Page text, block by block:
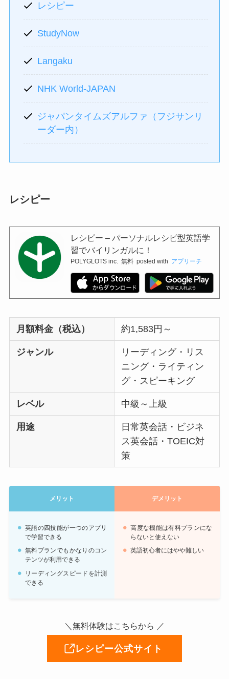
レシピー
StudyNow
Langaku
NHK World-JAPAN
ジャパンタイムズアルファ（フジサンリ
ーダー内）
レシピー
レシピー – パーソナルレシピ型英語学
習でバイリンガルに！
POLYGLOTS inc. 無料 posted with アプリーチ
月額料金（税込） 約1,583円～
ジャンル
リーディング・リス
ニング・ライティン
グ・スピーキング
レベル 中級～上級
用途
日常英会話・ビジネ
ス英会話・TOEIC対
策
メリット デメリット
英語の四技能が一つのアプリ
で学習できる
無料プランでもかなりのコン
テンツが利用できる
リーディングスピードを計測
できる
高度な機能は有料プランにな
らないと使えない
英語初心者にはやや難しい
＼無料体験はこちらから ／
レシピー公式サイト